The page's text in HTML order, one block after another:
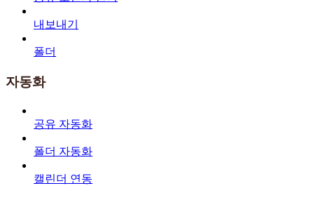
내보내기
폴더
자동화
공유 자동화
폴더 자동화
캘린더 연동